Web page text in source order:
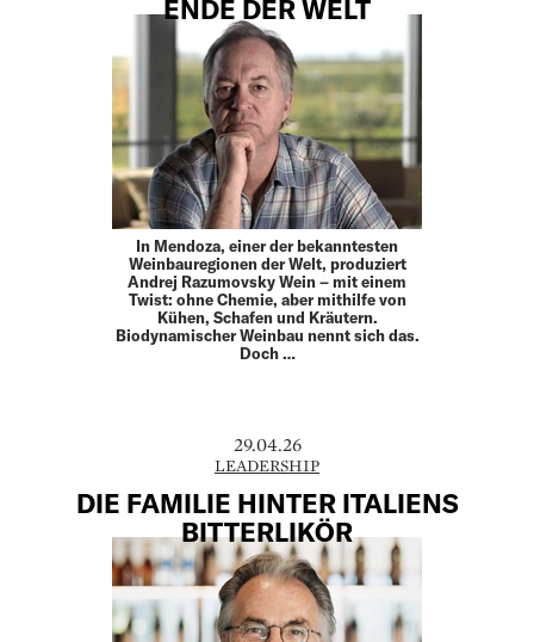
ENDE DER WELT
In Mendoza, einer der bekanntesten
Weinbauregionen der Welt, produziert
Andrej Razumovsky Wein – mit einem
Twist: ohne Chemie, aber mithilfe von
Kühen, Schafen und Kräutern.
Biodynamischer Weinbau nennt sich das.
Doch …
29.04.26
LEADERSHIP
DIE FAMILIE HINTER ITALIENS
BITTERLIKÖR